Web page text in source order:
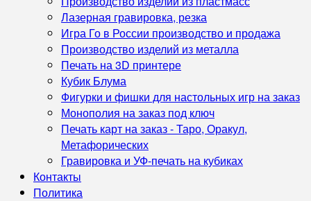
Лазерная гравировка, резка
Игра Го в России производство и продажа
Производство изделий из металла
Печать на 3D принтере
Кубик Блума
Фигурки и фишки для настольных игр на заказ
Монополия на заказ под ключ
Печать карт на заказ - Таро, Оракул,
Метафорических
Гравировка и УФ‑печать на кубиках
Контакты
Политика